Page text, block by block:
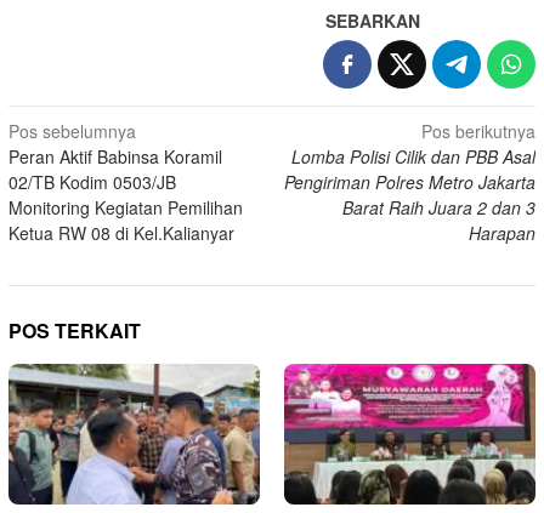
SEBARKAN
Navigasi
pos
Pos sebelumnya
Peran Aktif Babinsa Koramil
02/TB Kodim 0503/JB
Monitoring Kegiatan Pemilihan
Ketua RW 08 di Kel.Kalianyar
Pos berikutnya
Lomba Polisi Cilik dan PBB Asal
Pengiriman Polres Metro Jakarta
Barat Raih Juara 2 dan 3
Harapan
POS TERKAIT